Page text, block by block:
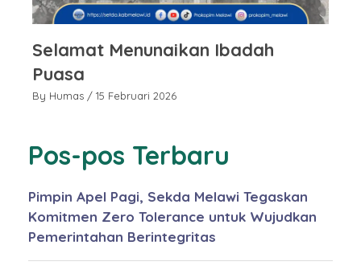
Selamat Menunaikan Ibadah
Puasa
By Humas / 15 Februari 2026
Pos-pos Terbaru
Pimpin Apel Pagi, Sekda Melawi Tegaskan
Komitmen Zero Tolerance untuk Wujudkan
Pemerintahan Berintegritas